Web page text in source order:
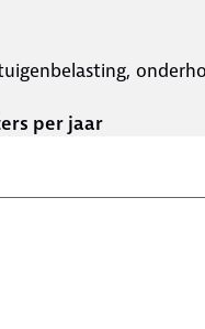
per jaar